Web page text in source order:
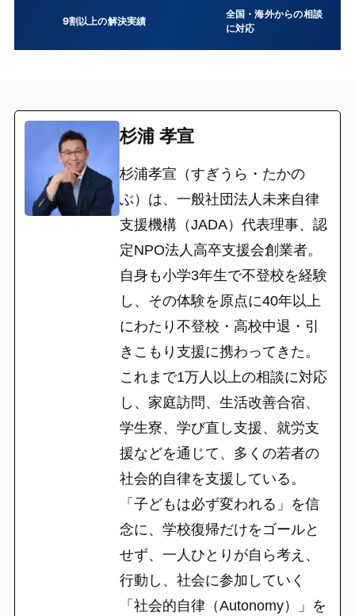
9割以上の解決実績
全国・海外からの相談
に対応
杉浦 孝宣
杉浦孝宣（すぎうら・たかの
ぶ）は、一般社団法人未来自律
支援機構（JADA）代表理事、認
定NPO法人高卒支援会創業者。
自身も小学3年生で不登校を経験
し、その体験を原点に40年以上
にわたり不登校・高校中退・引
きこもり支援に携わってきた。
これまで1万人以上の相談に対応
し、家庭訪問、生活改善合宿、
学生寮、学び直し支援、就労支
援などを通じて、多くの若者の
社会的自律を支援している。
「子どもは必ず変われる」を信
念に、学校復帰だけをゴールと
せず、一人ひとりが自ら考え、
行動し、社会に参加していく
「社会的自律（Autonomy）」を